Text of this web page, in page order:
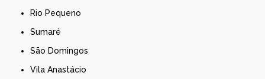
Rio Pequeno
Sumaré
São Domingos
Vila Anastácio